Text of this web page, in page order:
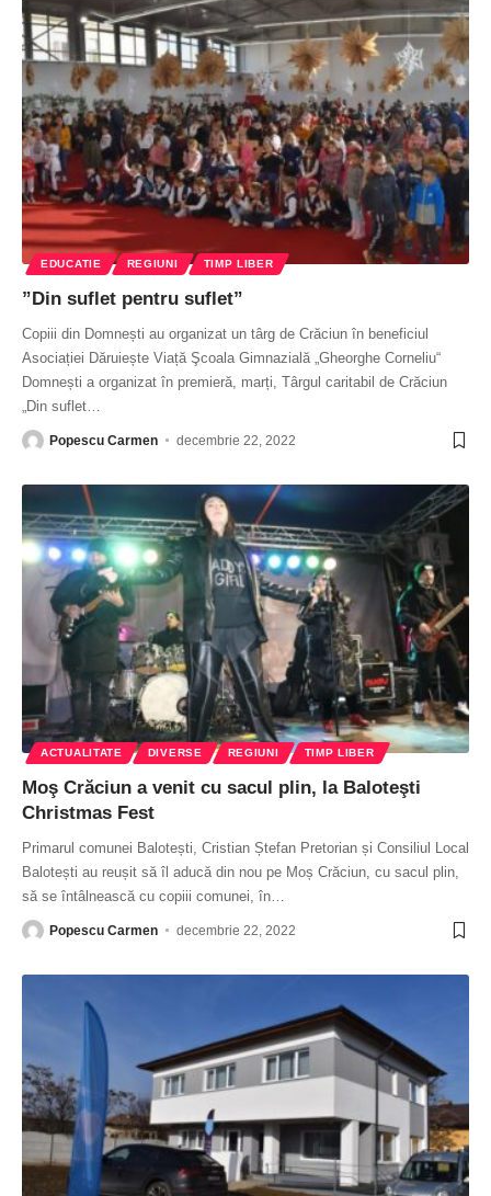
EDUCATIE REGIUNI TIMP LIBER
”Din suflet pentru suflet”
Copiii din Domnești au organizat un târg de Crăciun în beneficiul
Asociației Dăruiește Viață Şcoala Gimnazială „Gheorghe Corneliu“
Domnești a organizat în premieră, marți, Târgul caritabil de Crăciun
„Din suflet
Popescu Carmen decembrie 22, 2022
ACTUALITATE DIVERSE REGIUNI TIMP LIBER
Moş Crăciun a venit cu sacul plin, la Baloteşti
Christmas Fest
Primarul comunei Balotești, Cristian Ștefan Pretorian și Consiliul Local
Balotești au reușit să îl aducă din nou pe Moș Crăciun, cu sacul plin,
să se întâlnească cu copiii comunei, în
Popescu Carmen decembrie 22, 2022